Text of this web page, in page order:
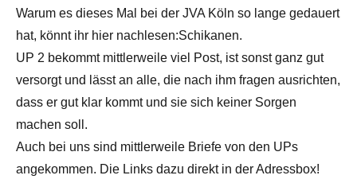
Warum es dieses Mal bei der JVA Köln so lange gedauert
hat, könnt ihr hier nachlesen:Schikanen.
UP 2 bekommt mittlerweile viel Post, ist sonst ganz gut
versorgt und lässt an alle, die nach ihm fragen ausrichten,
dass er gut klar kommt und sie sich keiner Sorgen
machen soll.
Auch bei uns sind mittlerweile Briefe von den UPs
angekommen. Die Links dazu direkt in der Adressbox!